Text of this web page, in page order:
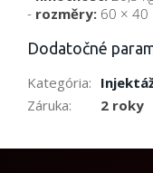
- rozměry: 60 × 40
Dodatočné
Kategória:
Záruka: 2 roky